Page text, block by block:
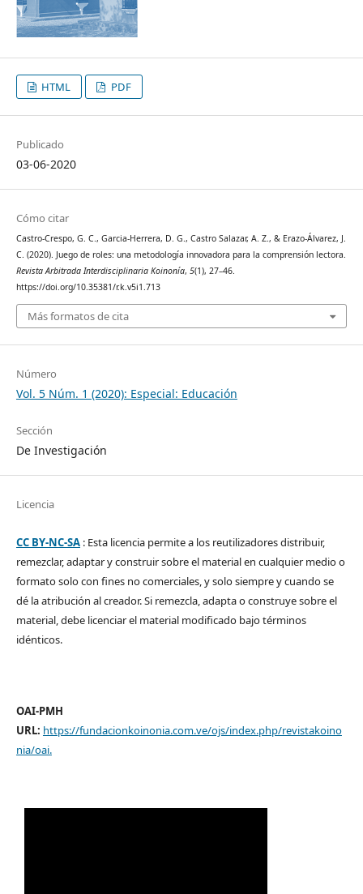
HTML PDF
Publicado
03-06-2020
Cómo citar
Castro-Crespo, G. C., Garcia-Herrera, D. G., Castro Salazar, A. Z., & Erazo-Álvarez, J.
C. (2020). Juego de roles: una metodología innovadora para la comprensión lectora.
Revista Arbitrada Interdisciplinaria Koinonía, 5(1), 27–46.
https://doi.org/10.35381/r.k.v5i1.713
Más formatos de cita
Número
Vol. 5 Núm. 1 (2020): Especial: Educación
Sección
De Investigación
Licencia
CC BY-NC-SA: Esta licencia permite a los reutilizadores distribuir,
remezclar, adaptar y construir sobre el material en cualquier medio o
formato solo con fines no comerciales, y solo siempre y cuando se
dé la atribución al creador. Si remezcla, adapta o construye sobre el
material, debe licenciar el material modificado bajo términos
idénticos.
OAI-PMH
URL: https://fundacionkoinonia.com.ve/ojs/index.php/revistakoino
nia/oai.